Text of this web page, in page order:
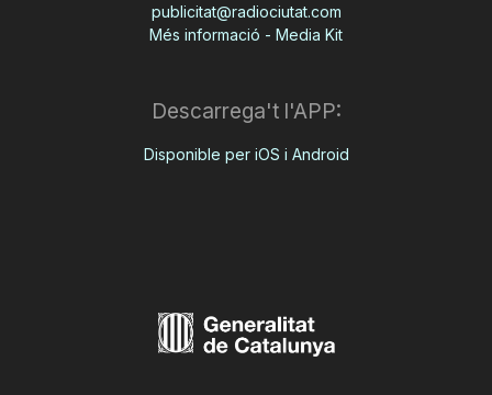
publicitat@radiociutat.com
Més informació - Media Kit
Descarrega't l'APP:
Disponible per iOS i Android